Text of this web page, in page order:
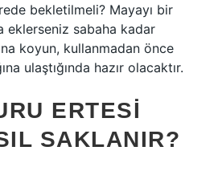
bekletilmeli? Mayayı bir
eklerseniz sabaha kadar
koyun, kullanmadan önce
ulaştığında hazır olacaktır.
ERTESI
SAKLANIR?